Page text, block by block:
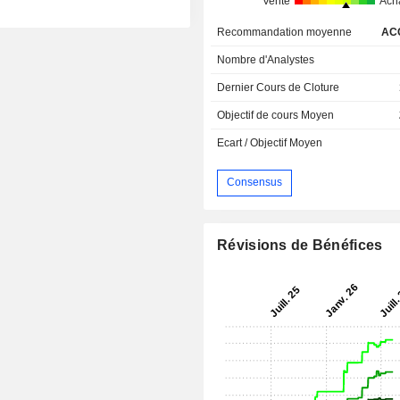
Recommandation moyenne
Nombre d'Analystes
Dernier Cours de Cloture
Objectif de cours Moyen
Ecart / Objectif Moyen
Consensus
Révisions de Bénéfices